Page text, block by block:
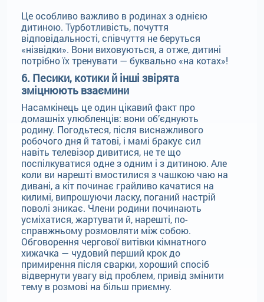
Це особливо важливо в родинах з однією
дитиною. Турботливість, почуття
відповідальності, співчуття не беруться
«нізвідки». Вони виховуються, а отже, дитині
потрібно їх тренувати — буквально «на котах»!
6. Песики, котики й інші звірята
зміцнюють взаємини
Насамкінець це один цікавий факт про
домашніх улюбленців: вони об’єднують
родину. Погодьтеся, після виснажливого
робочого дня й татові, і мамі бракує сил
навіть телевізор дивитися, не те що
поспілкуватися одне з одним і з дитиною. Але
коли ви нарешті вмостилися з чашкою чаю на
дивані, а кіт починає грайливо качатися на
килимі, випрошуючи ласку, поганий настрій
поволі зникає. Члени родини починають
усміхатися, жартувати й, нарешті, по-
справжньому розмовляти між собою.
Обговорення чергової витівки кімнатного
хижачка — чудовий перший крок до
примирення після сварки, хороший спосіб
відвернути увагу від проблем, привід змінити
тему в розмові на більш приємну.